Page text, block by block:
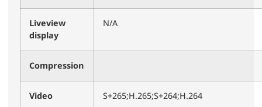
Liveview
display
N/A
Compression
Video S+265;H.265;S+264;H.264